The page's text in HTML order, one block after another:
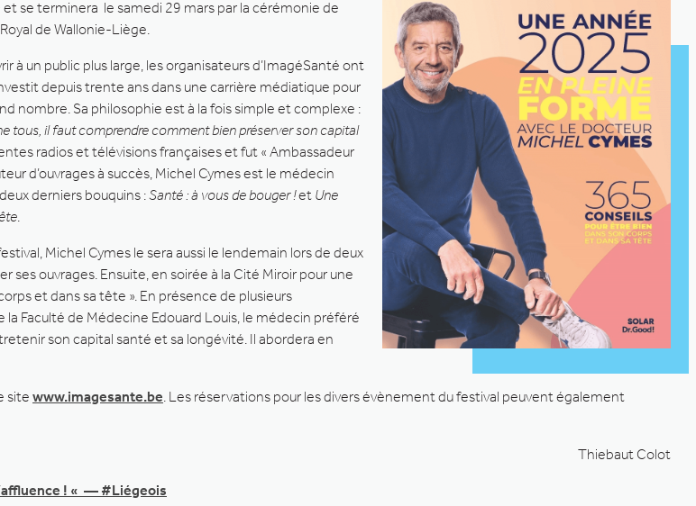
et se terminera le samedi 29 mars par la cérémonie de
de Wallonie-Liège.
à un public plus large, les organisateurs d’ImagéSanté ont
depuis trente ans dans une carrière médiatique pour
nombre. Sa philosophie est à la fois simple et complexe :
tous, il faut comprendre comment bien préserver son capital
radios et télévisions françaises et fut « Ambassadeur
d’ouvrages à succès, Michel Cymes est le médecin
derniers bouquins :Santé : à vous de bouger !et Une
.
Michel Cymes le sera aussi le lendemain lors de deux
ses ouvrages. Ensuite, en soirée à la Cité Miroir pour une
et dans sa tête ». En présence de plusieurs
Faculté de Médecine Edouard Louis, le médecin préféré
son capital santé et sa longévité. Il abordera en
site www.imagesante.be. Les réservations pour les divers évènement du festival peuvent également
Thiebaut Colot
! « — #Liégeois